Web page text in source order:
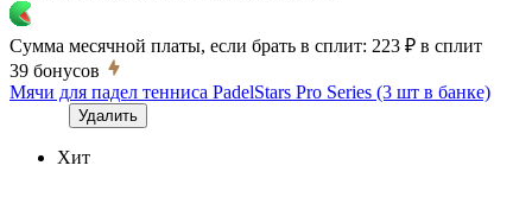
Сумма месячной платы, если брать в сплит: 223 ₽ в сплит
39 бонусов
Мячи для падел тенниса PadelStars Pro Series (3 шт в банке)
Удалить
Хит